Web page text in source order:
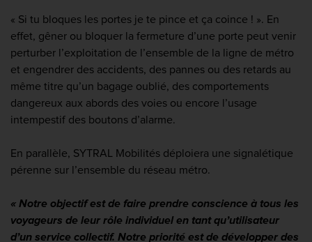
« Si tu bloques les portes je te pince et ça coince ! ». En
effet, gêner ou bloquer la fermeture d’une porte peut venir
perturber l’exploitation de l’ensemble de la ligne de métro
et engendrer des accidents, des pannes ou des retards au
même titre qu’un bagage oublié, des comportements
dangereux aux abords des voies ou encore l’usage
intempestif des boutons d’alarme.
En parallèle, SYTRAL Mobilités déploiera une signalétique
pérenne sur l’ensemble du réseau métro.
« Notre objectif est de faire prendre conscience à tous les
voyageurs de leur rôle individuel en tant qu’utilisateur
d’un service collectif. Notre priorité est de développer des